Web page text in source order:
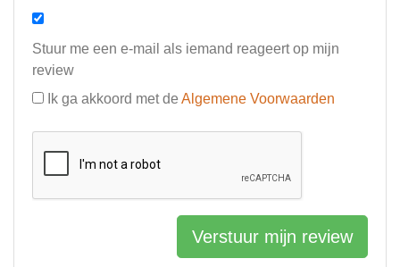
Stuur me een e-mail als iemand reageert op mijn
review
Ik ga akkoord met de Algemene Voorwaarden
Verstuur mijn review